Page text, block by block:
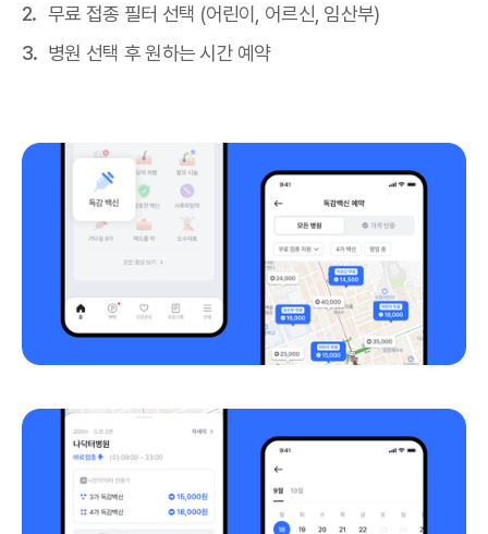
무료 접종 필터 선택 (어린이, 어르신, 임산부)
병원 선택 후 원하는 시간 예약